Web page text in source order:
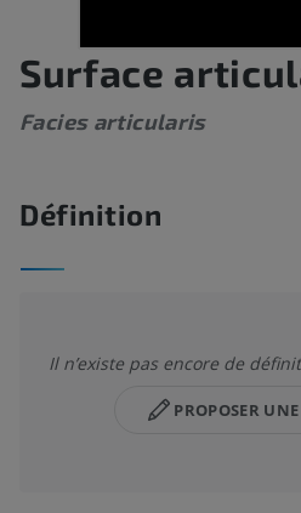
Surface
Facies articularis
Définition
Il n’existe pas encore de
PROPOSER